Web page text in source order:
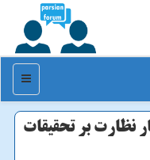
منو
نظارت بر تحقیقات